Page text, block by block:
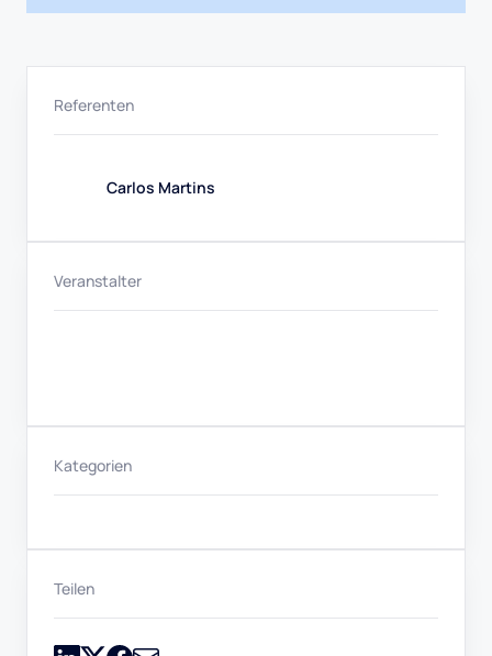
Referenten
Carlos Martins
Veranstalter
Kategorien
Teilen